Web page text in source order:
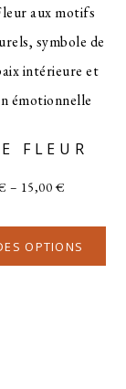
FLEUR
– 15,00€
OPTIONS